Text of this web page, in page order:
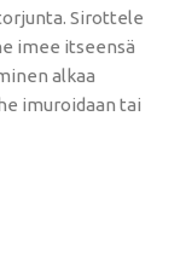
Sirottele
imee itseensä
alkaa
imuroidaan tai